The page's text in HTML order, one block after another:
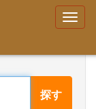
探す